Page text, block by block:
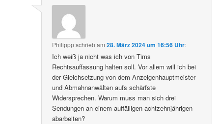
Philipppschriebam28. März 2024 um 16:56 Uhr:
Ich weiß ja nicht was ich von Tims
Rechtsauffassung halten soll. Vor allem will ich bei
der Gleichsetzung von dem Anzeigenhauptmeister
und Abmahnanwälten aufs schärfste
Widersprechen. Warum muss man sich drei
Sendungen an einem auffälligen achtzehnjährigen
abarbeiten?